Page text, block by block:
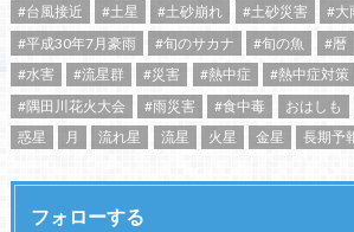
#台風接近
#土星 #土砂崩れ #土砂災害 #大
#平成30年7月豪雨
#旬のサカナ #旬の魚 #暦
#水害
#流星群 #災害 #熱中症 #熱中症対策
#隅田川花火大会
#雨災害 #食中毒 おはしも
惑星
月 流れ星 流星 火星 金星 長期予
フォローする